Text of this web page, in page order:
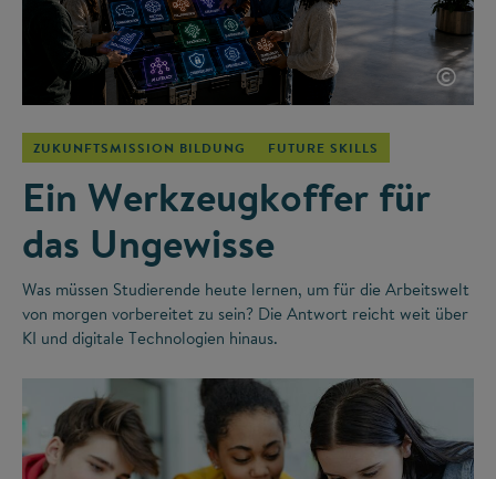
©
ZUKUNFTSMISSION BILDUNG FUTURE SKILLS
Ein Werkzeugkoffer für
das Ungewisse
Was müssen Studierende heute lernen, um für die Arbeitswelt
von morgen vorbereitet zu sein? Die Antwort reicht weit über
KI und digitale Technologien hinaus.